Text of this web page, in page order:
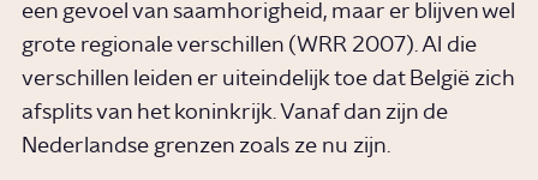
een gevoel van saamhorigheid, maar er blijven wel
grote regionale verschillen (WRR 2007). Al die
verschillen leiden er uiteindelijk toe dat België zich
afsplits van het koninkrijk. Vanaf dan zijn de
Nederlandse grenzen zoals ze nu zijn.